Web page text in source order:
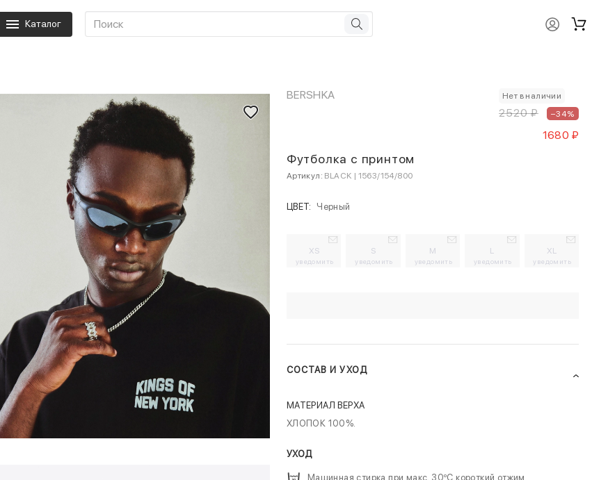
Каталог
BERSHKA Нет в наличии
2520 ₽ –34%
1680 ₽
Футболка с принтом
Артикул: BLACK | 1563/154/800
ЦВЕТ: Черный
XS
уведомить
S
уведомить
M
уведомить
L
уведомить
XL
уведомить
СОСТАВ И УХОД
МАТЕРИАЛ ВЕРХА
ХЛОПОК 100%.
УХОД
Машинная стирка при макс. 30ºC короткий отжим